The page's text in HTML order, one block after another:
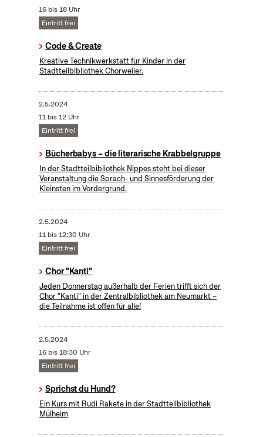
16 bis 18 Uhr
Eintritt frei
Code & Create
Kreative Technikwerkstatt für Kinder in der
Stadtteilbibliothek Chorweiler.
2.5.2024
11 bis 12 Uhr
Eintritt frei
Bücherbabys – die literarische Krabbelgruppe
In der Stadtteilbibliothek Nippes steht bei dieser
Veranstaltung die Sprach- und Sinnesförderung der
Kleinsten im Vordergrund.
2.5.2024
11 bis 12:30 Uhr
Eintritt frei
Chor "Kanti"
Jeden Donnerstag außerhalb der Ferien trifft sich der
Chor "Kanti" in der Zentralbibliothek am Neumarkt –
die Teilnahme ist offen für alle!
2.5.2024
16 bis 18:30 Uhr
Eintritt frei
Sprichst du Hund?
Ein Kurs mit Rudi Rakete in der Stadtteilbibliothek
Mülheim